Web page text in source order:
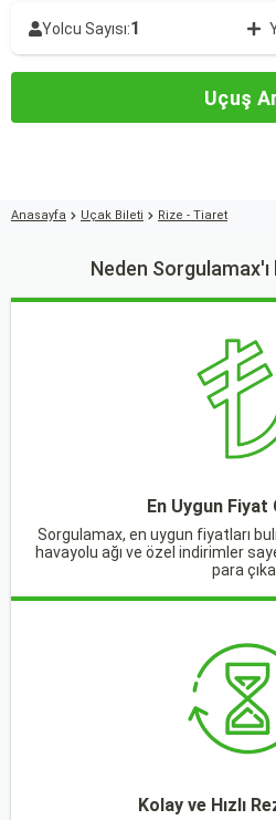
Yolcu Sayısı:1
Uçuş
Anasayfa Uçak Bileti Rize - Tiaret
Neden Sorgulamax'ı
En Uygun
Sorgulamax, en uygun fiyatları
havayolu ağı ve özel indirimler
para
Kolay ve Hızlı